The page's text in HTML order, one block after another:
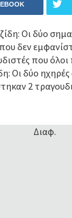
Οι δύο
δεν
που όλοι
Οι δύο
2
Διαφ.